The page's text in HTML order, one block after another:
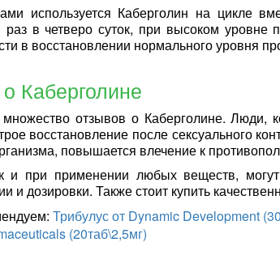
используется Каберголин на цикле
в четверо суток, при высоком уровне
в восстановлении нормального уровня
Каберголине
отзывов о Каберголине.
восстановление после сексуального
повышается влечение к
и при применении любых веществ,
и дозировки. Также стоит купить
Трибулус от Dynamic Development
(20таб\2,5мг)